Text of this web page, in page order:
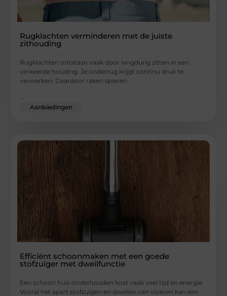
Rugklachten verminderen met de juiste
zithouding
Rugklachten ontstaan vaak door langdurig zitten in een
verkeerde houding. Je onderrug krijgt continu druk te
verwerken. Daardoor raken spieren
Aanbiedingen
Efficiënt schoonmaken met een goede
stofzuiger met dweilfunctie
Een schoon huis onderhouden kost vaak veel tijd en energie.
Vooral het apart stofzuigen en dweilen van vloeren kan een